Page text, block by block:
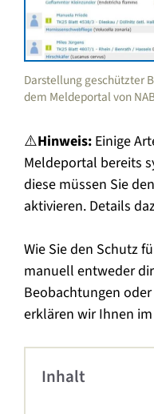
Darstellung geschützter
dem Meldeportal von
⚠️Hinweis: Einige
Meldeportal bereits
diese müssen Sie
aktivieren. Details
Wie Sie den Schutz
manuell entweder
Beobachtungen
erklären wir Ihnen
Inhalt